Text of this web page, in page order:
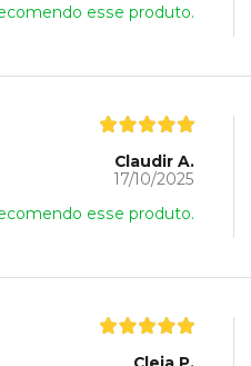
esse produto.
Claudir A.
17/10/2025
esse produto.